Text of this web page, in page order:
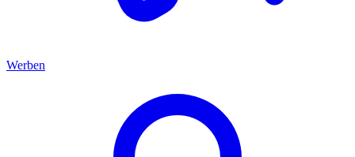
Werben